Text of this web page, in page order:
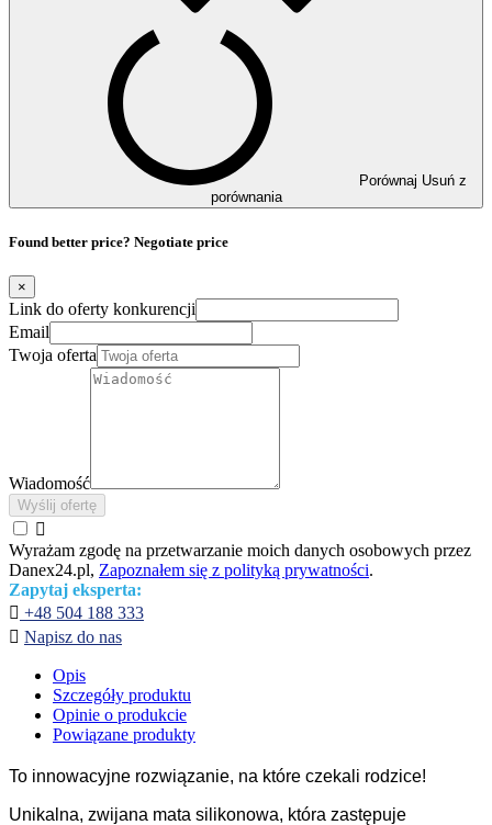
Porównaj Usuń z
porównania
Found better price? Negotiate price
×
Link do oferty konkurencji
Email
Twoja oferta
Wiadomość
Wyślij ofertę

Wyrażam zgodę na przetwarzanie moich danych osobowych przez
Danex24.pl, Zapoznałem się z polityką prywatności.
Zapytaj eksperta:
 +48 504 188 333
 Napisz do nas
Opis
Szczegóły produktu
Opinie o produkcie
Powiązane produkty
To innowacyjne rozwiązanie, na które czekali rodzice!
Unikalna, zwijana mata silikonowa, która zastępuje